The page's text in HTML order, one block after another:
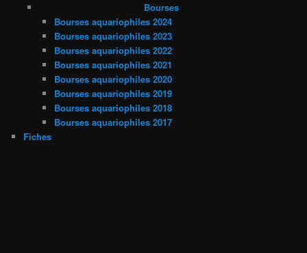
Bourses
Bourses aquariophiles 2024
Bourses aquariophiles 2023
Bourses aquariophiles 2022
Bourses aquariophiles 2021
Bourses aquariophiles 2020
Bourses aquariophiles 2019
Bourses aquariophiles 2018
Bourses aquariophiles 2017
Fiches